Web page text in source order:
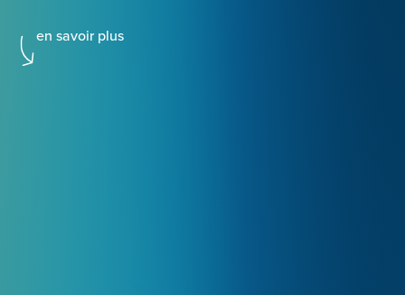
en savoir plus